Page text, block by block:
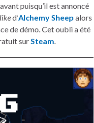
puisqu’il est annoncé
d’Alchemy Sheep alors
de démo. Cet oubli a été
sur Steam